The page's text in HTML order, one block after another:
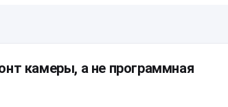
камеры, а не программная